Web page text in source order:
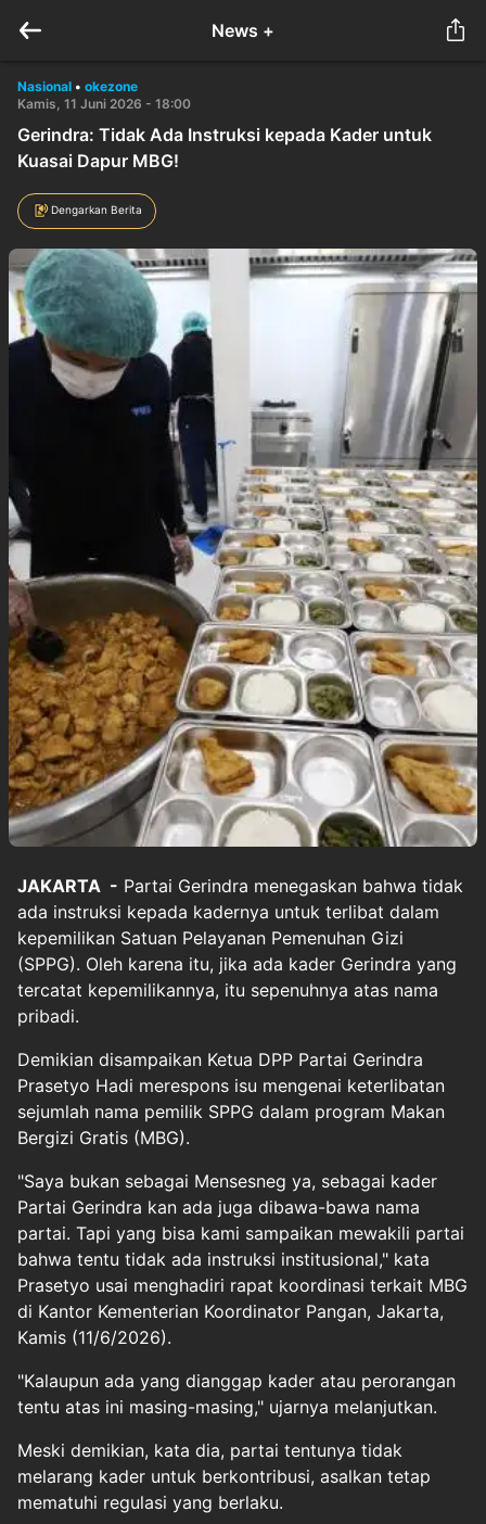
News +
Nasional • okezone
Kamis, 11 Juni 2026 - 18:00
Gerindra: Tidak Ada Instruksi kepada Kader untuk
Kuasai Dapur MBG!
Dengarkan Berita
JAKARTA - Partai Gerindra menegaskan bahwa tidak
ada instruksi kepada kadernya untuk terlibat dalam
kepemilikan Satuan Pelayanan Pemenuhan Gizi
(SPPG). Oleh karena itu, jika ada kader Gerindra yang
tercatat kepemilikannya, itu sepenuhnya atas nama
pribadi.
Demikian disampaikan Ketua DPP Partai Gerindra
Prasetyo Hadi merespons isu mengenai keterlibatan
sejumlah nama pemilik SPPG dalam program Makan
Bergizi Gratis (MBG).
"Saya bukan sebagai Mensesneg ya, sebagai kader
Partai Gerindra kan ada juga dibawa-bawa nama
partai. Tapi yang bisa kami sampaikan mewakili partai
bahwa tentu tidak ada instruksi institusional," kata
Prasetyo usai menghadiri rapat koordinasi terkait MBG
di Kantor Kementerian Koordinator Pangan, Jakarta,
Kamis (11/6/2026).
"Kalaupun ada yang dianggap kader atau perorangan
tentu atas ini masing-masing," ujarnya melanjutkan.
Meski demikian, kata dia, partai tentunya tidak
melarang kader untuk berkontribusi, asalkan tetap
mematuhi regulasi yang berlaku.